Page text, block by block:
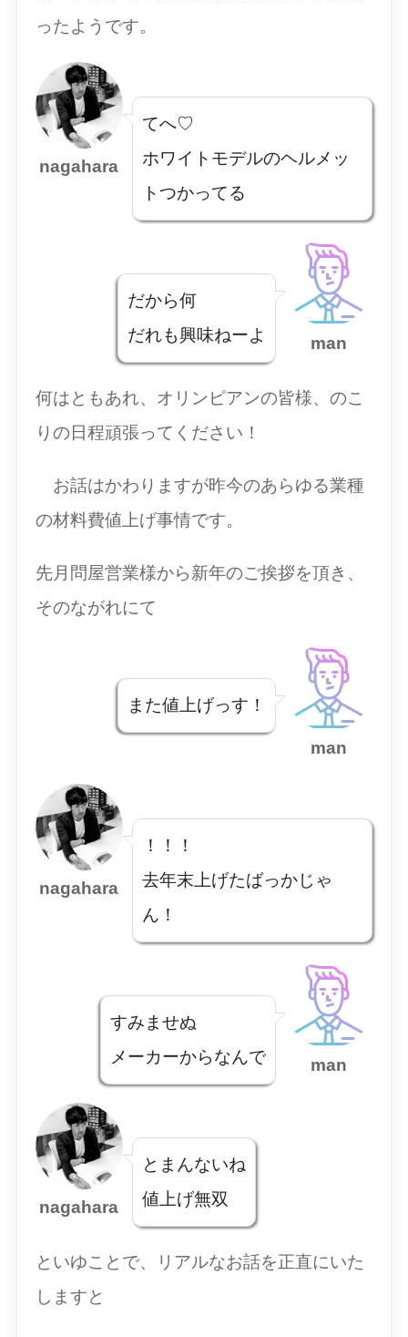
ったようです。
nagahara
てへ♡
ホワイトモデルのヘルメッ
トつかってる
だから何
だれも興味ねーよ
man
何はともあれ、オリンピアンの皆様、のこ
りの日程頑張ってください！
お話はかわりますが昨今のあらゆる業種
の材料費値上げ事情です。
先月問屋営業様から新年のご挨拶を頂き、
そのながれにて
また値上げっす！
man
nagahara
！！！
去年末上げたばっかじゃ
ん！
すみませぬ
メーカーからなんで
man
nagahara
とまんないね
値上げ無双
といゆことで、リアルなお話を正直にいた
しますと